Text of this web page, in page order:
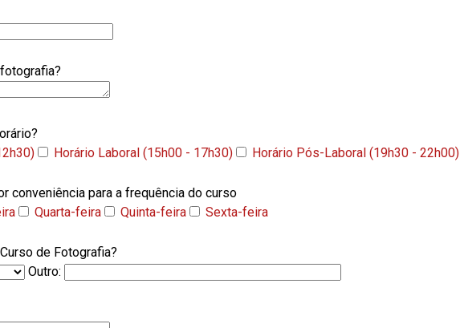
Horário Laboral (15h00 - 17h30) Horário Pós-Laboral (19h30 - 22h00)
conveniência para a frequência do curso
Quarta-feira Quinta-feira Sexta-feira
de Fotografia?
Outro: